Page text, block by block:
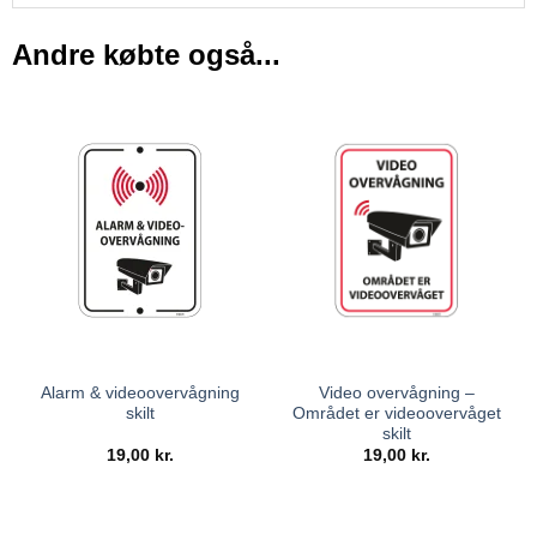
Andre købte også...
Alarm & videoovervågning
skilt
19,00 kr.
Video overvågning –
Området er videoovervåget
skilt
19,00 kr.